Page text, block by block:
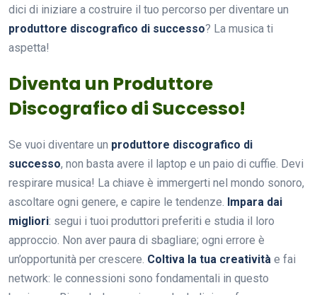
dici di iniziare a costruire il tuo percorso per diventare un
produttore discografico di successo? La musica ti
aspetta!
Diventa un Produttore
Discografico di Successo!
Se vuoi diventare un produttore discografico di
successo, non basta avere il laptop e un paio di cuffie. Devi
respirare musica! La chiave è immergerti nel mondo sonoro,
ascoltare ogni genere, e capire le tendenze. Impara dai
migliori: segui i tuoi produttori preferiti e studia il loro
approccio. Non aver paura di sbagliare; ogni errore è
un’opportunità per crescere. Coltiva la tua creatività e fai
network: le connessioni sono fondamentali in questo